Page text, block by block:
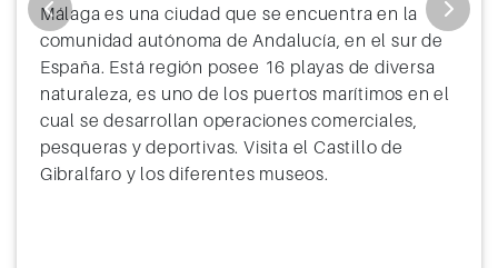
Málaga es una ciudad que se encuentra en la
comunidad autónoma de Andalucía, en el sur de
España. Está región posee 16 playas de diversa
naturaleza, es uno de los puertos marítimos en el
cual se desarrollan operaciones comerciales,
pesqueras y deportivas. Visita el Castillo de
Gibralfaro y los diferentes museos.